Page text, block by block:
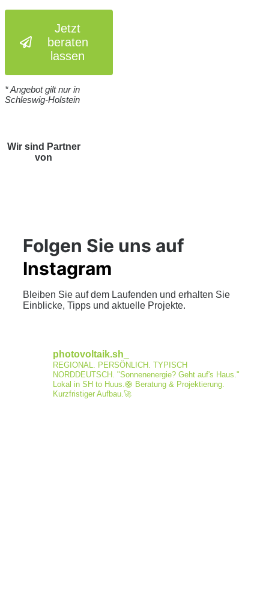
Jetzt
beraten
lassen
* Angebot gilt nur in
Schleswig-Holstein
Wir sind Partner
von
Folgen Sie uns auf
Instagram
Bleiben Sie auf dem Laufenden und erhalten Sie
Einblicke, Tipps und aktuelle Projekte.
photovoltaik.sh_
REGIONAL. PERSÖNLICH. TYPISCH
NORDDEUTSCH.
"Sonnenenergie? Geht auf's Haus."
Lokal in SH to Huus.🛟 Beratung & Projektierung.
Kurzfristiger Aufbau.🚀